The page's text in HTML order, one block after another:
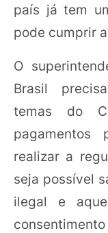
país já tem
pode cumprir
O
Brasil
temas do
pagamentos
realizar a
seja possível
ilegal e
consentimento